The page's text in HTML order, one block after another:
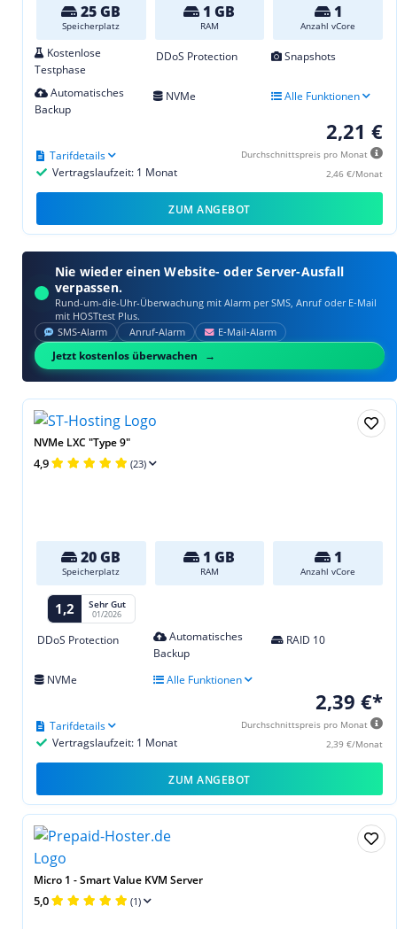
25 GB
Speicherplatz
1 GB
RAM
1
Anzahl vCore
Kostenlose
Testphase
DDoS Protection Snapshots
Automatisches
Backup
NVMe Alle Funktionen
2,21 €
Durchschnittspreis pro Monat
2,46 €/Monat
Vertragslaufzeit: 1 Monat
Tarifdetails
ZUM ANGEBOT
Nie wieder einen Website- oder Server-Ausfall
verpassen.
Rund-um-die-Uhr-Überwachung mit Alarm per SMS, Anruf oder E‑Mail
mit HOSTtest Plus.
SMS‑Alarm Anruf‑Alarm E‑Mail‑Alarm
Jetzt kostenlos überwachen
NVMe LXC "Type 9"
4,9 (23)
20 GB
Speicherplatz
1 GB
RAM
1
Anzahl vCore
1,2 Sehr Gut
01/2026
DDoS Protection
Automatisches
Backup
RAID 10
NVMe Alle Funktionen
2,39 €*
Durchschnittspreis pro Monat
2,39 €/Monat
Vertragslaufzeit: 1 Monat
Tarifdetails
ZUM ANGEBOT
Micro 1 - Smart Value KVM Server
5,0 (1)